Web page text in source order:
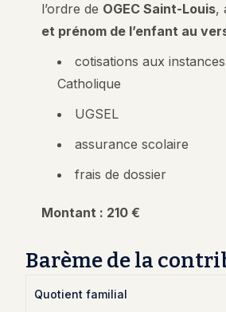
l’ordre de OGEC Saint-Louis,
et prénom de l’enfant au
cotisations aux
Catholique
UGSEL
assurance scolaire
frais de dossier
Montant : 210 €
Barème de la
Quotient familial